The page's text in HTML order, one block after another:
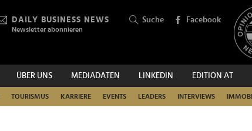
DAILY BUSINESS NEWS
Newsletter abonnieren
Suche Facebook
ÜBER UNS MEDIADATEN LINKEDIN EDITION AT
TOURISMUS KARRIERE EVENTS LEADERS INTERVIEWS
SUCHEN